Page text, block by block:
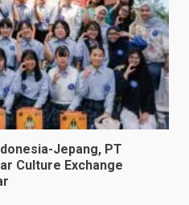
Jepang, PT
Culture Exchange